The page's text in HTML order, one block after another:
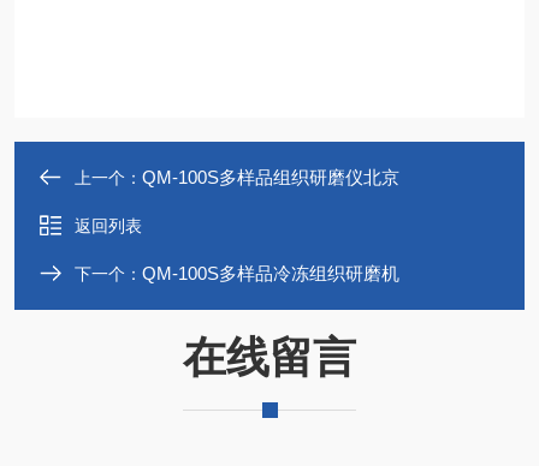
上一个： QM-100S多样品组织研磨仪北京
返回列表
下一个： QM-100S多样品冷冻组织研磨机
在线留言